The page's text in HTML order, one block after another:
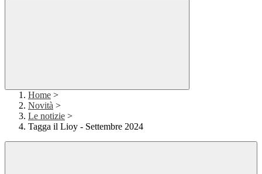
Home >
Novità >
Le notizie >
Tagga il Lioy - Settembre 2024